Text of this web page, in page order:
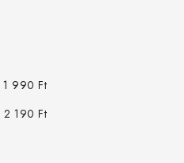
1 990 Ft
2 190 Ft